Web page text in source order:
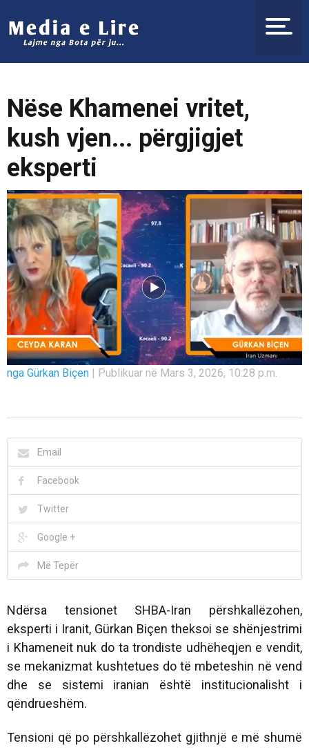
Nëse Khamenei vritet,
kush vjen... përgjigjet
eksperti
nga Gürkan Biçen | Publikuar në Mars 3, 2026, 10:28 p.m.
Email
Facebook
Twitter
Google +
Më Tepër
Ndërsa tensionet SHBA-Iran përshkallëzohen,
eksperti i Iranit, Gürkan Biçen theksoi se shënjestrimi
i Khameneit nuk do ta trondiste udhëheqjen e vendit,
se mekanizmat kushtetues do të mbeteshin në vend
dhe se sistemi iranian është institucionalisht i
qëndrueshëm.
Tensioni që po përshkallëzohet gjithnjë e më shumë